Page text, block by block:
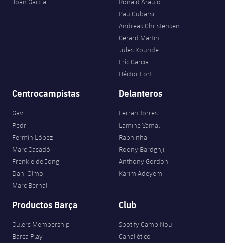
Pau Cubarsí
Andreas Christensen
Gerard Martín
Jules Kounde
Eric García
Héctor Fort
Centrocampistas
Gavi
Pedri
Fermín López
Marc Casadó
Frenkie de Jong
Dani Olmo
Marc Bernal
Delanteros
Ferran Torres
Lamine Yamal
Raphinha
Roony Bardghji
Anthony Gordon
Karim Adeyemi
Productos Barça
Culers Membership
Barça Play
Club
Spotify Camp Nou
Canal ético